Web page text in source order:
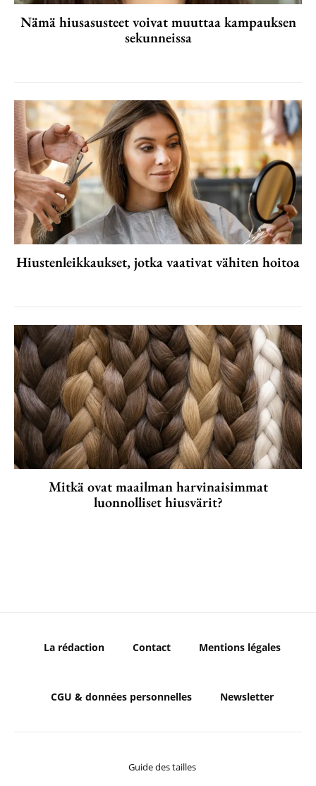
Nämä hiusasusteet voivat muuttaa kampauksen
sekunneissa
Hiustenleikkaukset, jotka vaativat vähiten hoitoa
Mitkä ovat maailman harvinaisimmat
luonnolliset hiusvärit?
La rédaction Contact Mentions légales
CGU & données personnelles Newsletter
Guide des tailles